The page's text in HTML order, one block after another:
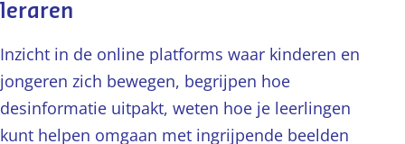
leraren
Inzicht in de online platforms waar kinderen en
jongeren zich bewegen, begrijpen hoe
desinformatie uitpakt, weten hoe je leerlingen
kunt helpen omgaan met ingrijpende beelden